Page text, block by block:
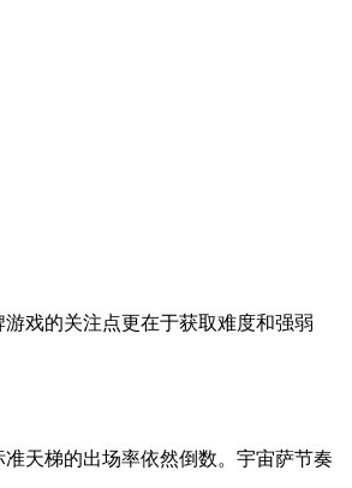
戏的关注点更在于获取难度和强弱
天梯的出场率依然倒数。宇宙萨节奏